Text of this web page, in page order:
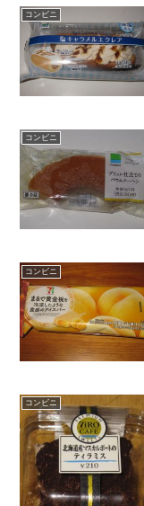
コンビニ
コンビニ
コンビニ
コンビニ